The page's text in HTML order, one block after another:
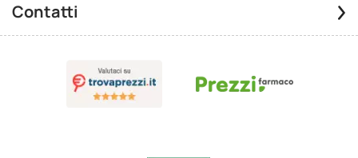
Contatti